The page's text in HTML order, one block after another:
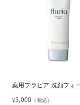
薬用フラビア 洗顔フォ
¥3,000 （税込）